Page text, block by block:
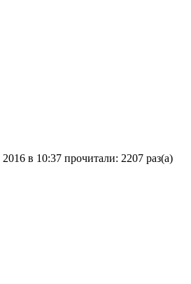
в 10:37 прочитали: 2207 раз(а)